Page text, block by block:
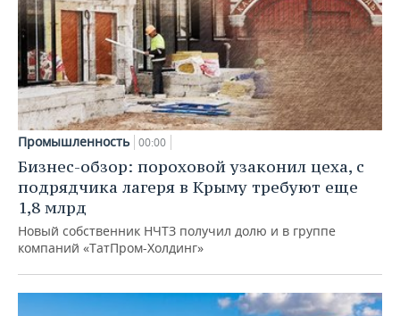
Промышленность 00:00
Бизнес-обзор: пороховой узаконил цеха, с
подрядчика лагеря в Крыму требуют еще
1,8 млрд
Новый собственник НЧТЗ получил долю и в группе
компаний «ТатПром-Холдинг»